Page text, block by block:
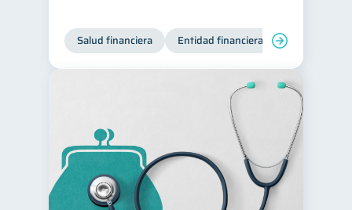
Salud financiera Entidad financiera